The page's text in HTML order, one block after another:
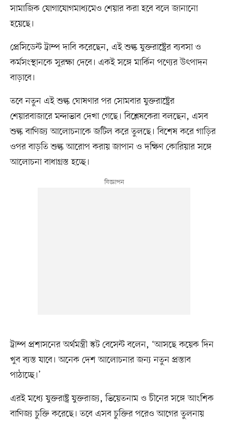
সামাজিক যোগাযোগমাধ্যমেও শেয়ার করা হবে বলে জানানো
হয়েছে।
প্রেসিডেন্ট ট্রাম্প দাবি করেছেন, এই শুল্ক যুক্তরাষ্ট্রের ব্যবসা ও
কর্মসংস্থানকে সুরক্ষা দেবে। একই সঙ্গে মার্কিন পণ্যের উৎপাদন
বাড়াবে।
তবে নতুন এই শুল্ক ঘোষণার পর সোমবার যুক্তরাষ্ট্রের
শেয়ারবাজারে মন্দাভাব দেখা গেছে। বিশ্লেষকেরা বলছেন, এসব
শুল্ক বাণিজ্য আলোচনাকে জটিল করে তুলছে। বিশেষ করে গাড়ির
ওপর বাড়তি শুল্ক আরোপ করায় জাপান ও দক্ষিণ কোরিয়ার সঙ্গে
আলোচনা বাধাগ্রস্ত হচ্ছে।
ট্রাম্প প্রশাসনের অর্থমন্ত্রী স্কট বেসেন্ট বলেন, ‘আসছে কয়েক দিন
খুব ব্যস্ত যাবে। অনেক দেশ আলোচনার জন্য নতুন প্রস্তাব
পাঠাচ্ছে।’
এরই মধ্যে যুক্তরাষ্ট্র যুক্তরাজ্য, ভিয়েতনাম ও চীনের সঙ্গে আংশিক
বাণিজ্য চুক্তি করেছে। তবে এসব চুক্তির পরেও আগের তুলনায়